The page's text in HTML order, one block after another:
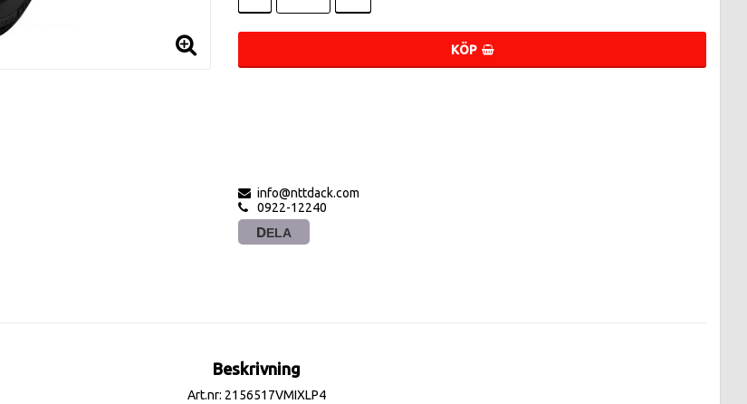
KÖP
info@nttdack.com
0922-12240
DELA
Beskrivning
Art.nr: 2156517VMIXLP4